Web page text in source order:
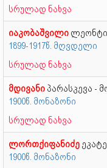
სრულად ნახვა
იაკობაშვილი ლეონტი
1899-1917წ. მღვდელი
სრულად ნახვა
მდივანი პარასკევა -
1900წ. მონაზონი
სრულად ნახვა
ლორთქიფანიძე
1900წ. მონაზონი